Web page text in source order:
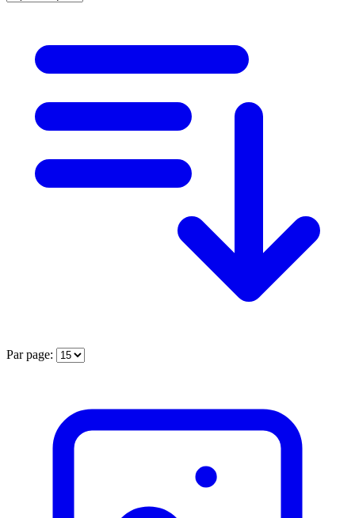
Par page: